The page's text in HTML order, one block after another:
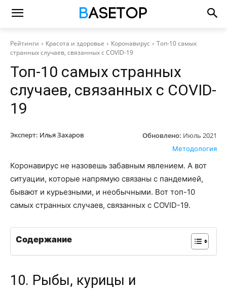
Рейтинги Красота и здоровье Коронавирус
Топ-10 самых
странных случаев, связанных с COVID-19
Топ-10 самых странных
случаев, связанных с COVID-
19
Эксперт: Илья Захаров Обновлено: Июль 2021
Методология
Коронавирус не назовешь забавным явлением. А вот
ситуации, которые напрямую связаны с пандемией,
бывают и курьезными, и необычными. Вот топ-10
самых странных случаев, связанных с COVID-19.
Содержание
10. Рыбы, курицы и